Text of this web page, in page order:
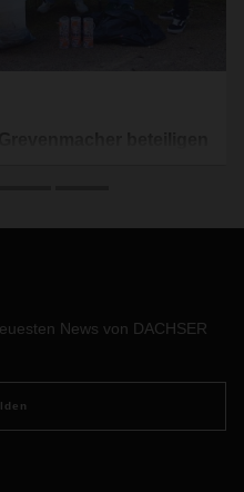
statt. Eine gute
gelegt und den ersten
News von DACHSER